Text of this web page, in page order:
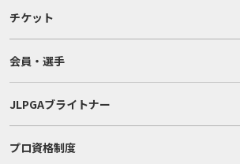
チケット
会員・選手
JLPGAブライトナー
プロ資格制度